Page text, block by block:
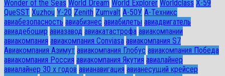
Wonder of the Seas World Dream World Explorer Worldclass X-59
QueSST Xuzhou Y-20 Zenith Zumvalt А-50У А-Техникс
авиабезопасность авиабизнес авиабилеты авиадвигатель
авиадебошир авиазавод авиакатастрофа авиакомпании
авиакомпания авиакомпания Conviasa авиакомпания S7
Авиакомпания Азимут авиакомпания Глобус авиакомпания Победа
авиакомпания Россия авиакомпания Якутия авиалайнер
авиалайнер 30 х годов авианавигация авианесущий крейсер